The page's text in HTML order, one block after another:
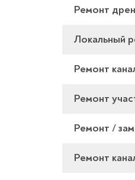
Ремонт
Локальный
Ремонт
Ремонт
Ремонт /
Ремонт